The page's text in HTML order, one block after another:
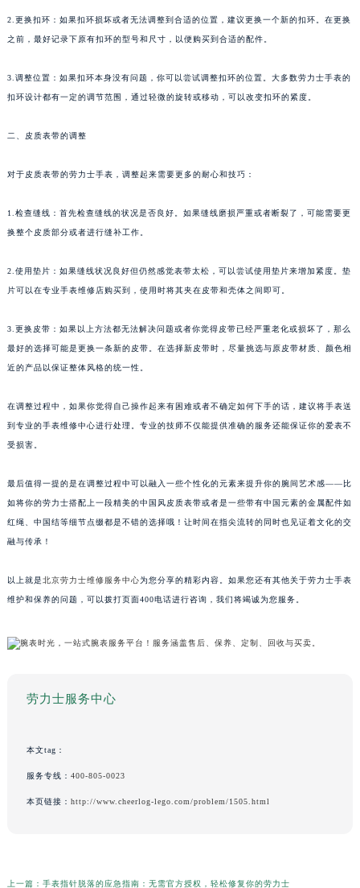
2.更换扣环：如果扣环损坏或者无法调整到合适的位置，建议更换一个新的扣环。在更换
之前，最好记录下原有扣环的型号和尺寸，以便购买到合适的配件。
3.调整位置：如果扣环本身没有问题，你可以尝试调整扣环的位置。大多数劳力士手表的
扣环设计都有一定的调节范围，通过轻微的旋转或移动，可以改变扣环的紧度。
二、皮质表带的调整
对于皮质表带的劳力士手表，调整起来需要更多的耐心和技巧：
1.检查缝线：首先检查缝线的状况是否良好。如果缝线磨损严重或者断裂了，可能需要更
换整个皮质部分或者进行缝补工作。
2.使用垫片：如果缝线状况良好但仍然感觉表带太松，可以尝试使用垫片来增加紧度。垫
片可以在专业手表维修店购买到，使用时将其夹在皮带和壳体之间即可。
3.更换皮带：如果以上方法都无法解决问题或者你觉得皮带已经严重老化或损坏了，那么
最好的选择可能是更换一条新的皮带。在选择新皮带时，尽量挑选与原皮带材质、颜色相
近的产品以保证整体风格的统一性。
在调整过程中，如果你觉得自己操作起来有困难或者不确定如何下手的话，建议将手表送
到专业的手表维修中心进行处理。专业的技师不仅能提供准确的服务还能保证你的爱表不
受损害。
最后值得一提的是在调整过程中可以融入一些个性化的元素来提升你的腕间艺术感——比
如将你的劳力士搭配上一段精美的中国风皮质表带或者是一些带有中国元素的金属配件如
红绳、中国结等细节点缀都是不错的选择哦！让时间在指尖流转的同时也见证着文化的交
融与传承！
以上就是北京劳力士维修服务中心为您分享的精彩内容。如果您还有其他关于劳力士手表
维护和保养的问题，可以拨打页面400电话进行咨询，我们将竭诚为您服务。
劳力士服务中心
本文tag：
服务专线： 400-805-0023
本页链接： http://www.cheerlog-lego.com/problem/1505.html
上一篇： 手表指针脱落的应急指南：无需官方授权，轻松修复你的劳力士